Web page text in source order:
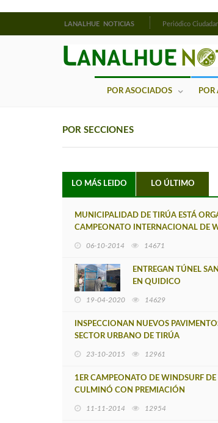
LANALHUE NOTICIAS Periódico
POR ASOCIADOS POR
POR SECCIONES
LO MÁS LEIDO LO ÚLTIMO
MUNICIPALIDAD DE TIRÚA ESTÁ
CAMPEONATO INTERNACIONAL DE
06-10-2014 14671
ENTREGAN TÚNEL
EN QUIDICO
19-04-2020 14629
INSPECCIONAN NUEVOS
SECTOR URBANO DE TIRÚA
23-10-2015 12961
1ER CAMPEONATO DE WINDSURF
CULMINÓ CON PREMIACIÓN
11-11-2014 12954